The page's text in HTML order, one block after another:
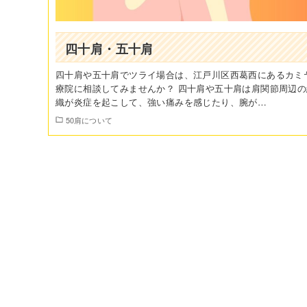
四十肩・五十肩
四十肩や五十肩でツライ場合は、江戸川区西葛西にあるカミ
療院に相談してみませんか？ 四十肩や五十肩は肩関節周辺
織が炎症を起こして、強い痛みを感じたり、腕が…
50肩について